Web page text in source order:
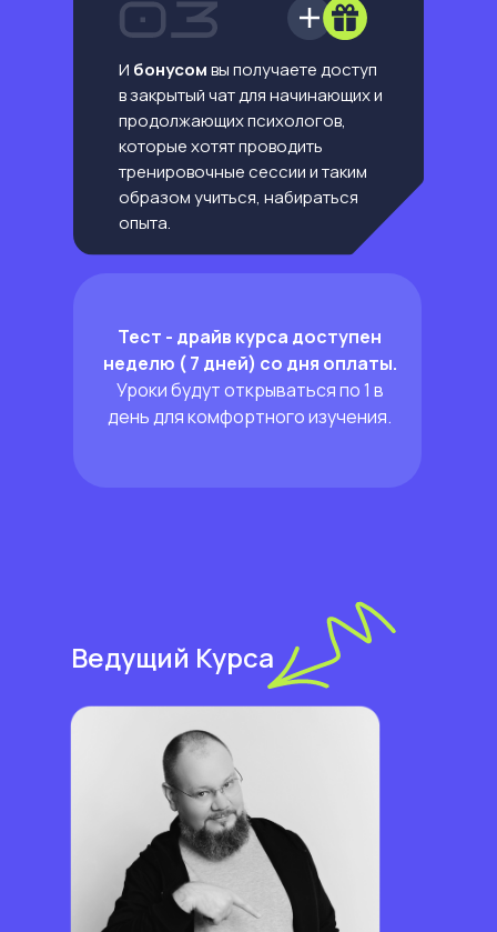
И бонусомвы получаете доступ
в закрытый чат для начинающих и
продолжающих психологов,
которые хотят проводить
тренировочные сессии и таким
образом учиться, набираться
опыта.
Тест - драйв курса доступен
неделю ( 7 дней) со дня оплаты.
Уроки будут открываться по 1 в
день для комфортного изучения.
Ведущий Курса